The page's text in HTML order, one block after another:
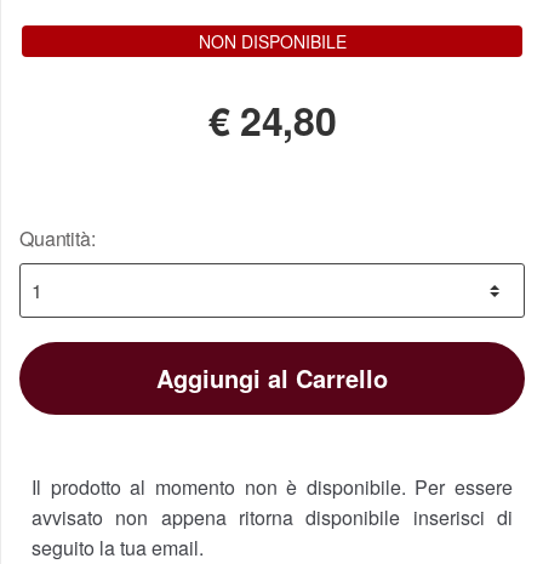
NON DISPONIBILE
€24,80
Quantità:
Aggiungi al Carrello
Il prodotto al momento non è disponibile. Per essere
avvisato non appena ritorna disponibile inserisci di
seguito la tua email.